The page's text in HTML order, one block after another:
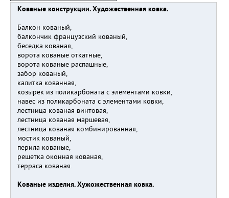
Кованые конструкции. Художественная ковка.
Балкон кованый,
балкончик французский кованый,
беседка кованая,
ворота кованые откатные,
ворота кованые распашные,
забор кованый,
калитка кованная,
козырек из поликарбоната с элементами ковки,
навес из поликарбоната с элементами ковки,
лестница кованая винтовая,
лестница кованая маршевая,
лестница кованая комбинированная,
мостик кованый,
перила кованые,
решетка оконная кованая,
терраса кованая.
Кованые изделия. Хужожественная ковка.